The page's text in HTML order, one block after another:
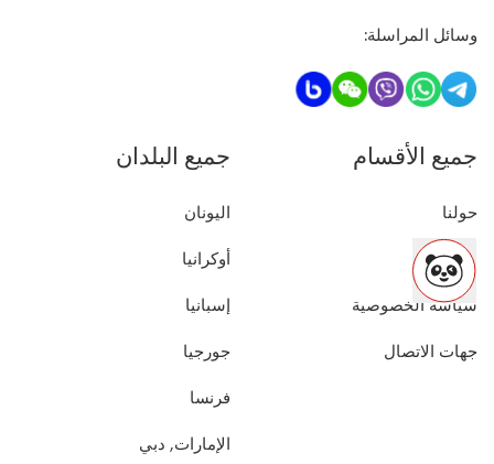
وسائل المراسلة:
جميع الأقسام
حولنا
العقارات
سياسة الخصوصية
جهات الاتصال
جميع البلدان
اليونان
أوكرانيا
إسبانيا
جورجيا
فرنسا
الإمارات, دبي